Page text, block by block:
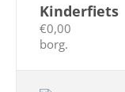
Kinderfiets
€0,00
borg.